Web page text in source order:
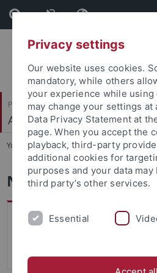
Skip
to
content
Skip
to
footer
Philosophische Fakultät
Alte Geschichte
You are here: Startseite ... Links
Nützliche Links
Linksammlungen
Privacy settings
Our website uses cookies.
mandatory, while others
your experience while using
may change your settings at
Data Privacy Statement at
page. When you accept the
playback, third-party
additional cookies for
purposes and your data
third party’s other services.
Essential